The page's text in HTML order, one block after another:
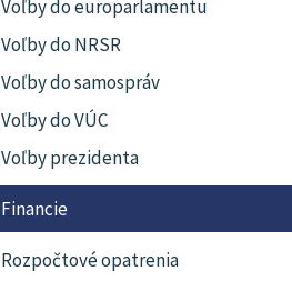
Voľby do europarlamentu
Voľby do NRSR
Voľby do samospráv
Voľby do VÚC
Voľby prezidenta
Financie
Rozpočtové opatrenia